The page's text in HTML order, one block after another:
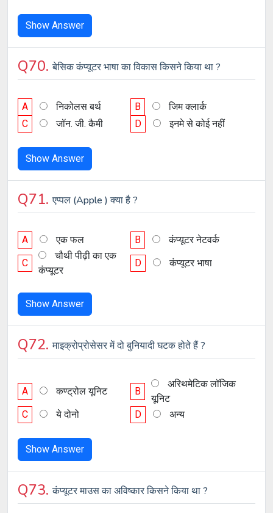
Show Answer
Q70.बेसिक कंप्यूटर भाषा का विकास किसने किया था ?
A निकोलस बर्थ B
जिम क्लार्क
C
जॉन. जी. कैमी D इनमे से कोई नहीं
Show Answer
Q71.एप्पल (Apple ) क्या है ?
A एक फल B
कंप्यूटर नेटवर्क
C
चौथी पीढ़ी का एक
कंप्यूटर
D कंप्यूटर भाषा
Show Answer
Q72.माइक्रोप्रोसेसर में दो बुनियादी घटक होते हैं ?
A कण्ट्रोल यूनिट B
अरिथमेटिक लॉजिक
यूनिट
C
ये दोनो D अन्य
Show Answer
Q73.कंप्यूटर माउस का अविष्कार किसने किया था ?